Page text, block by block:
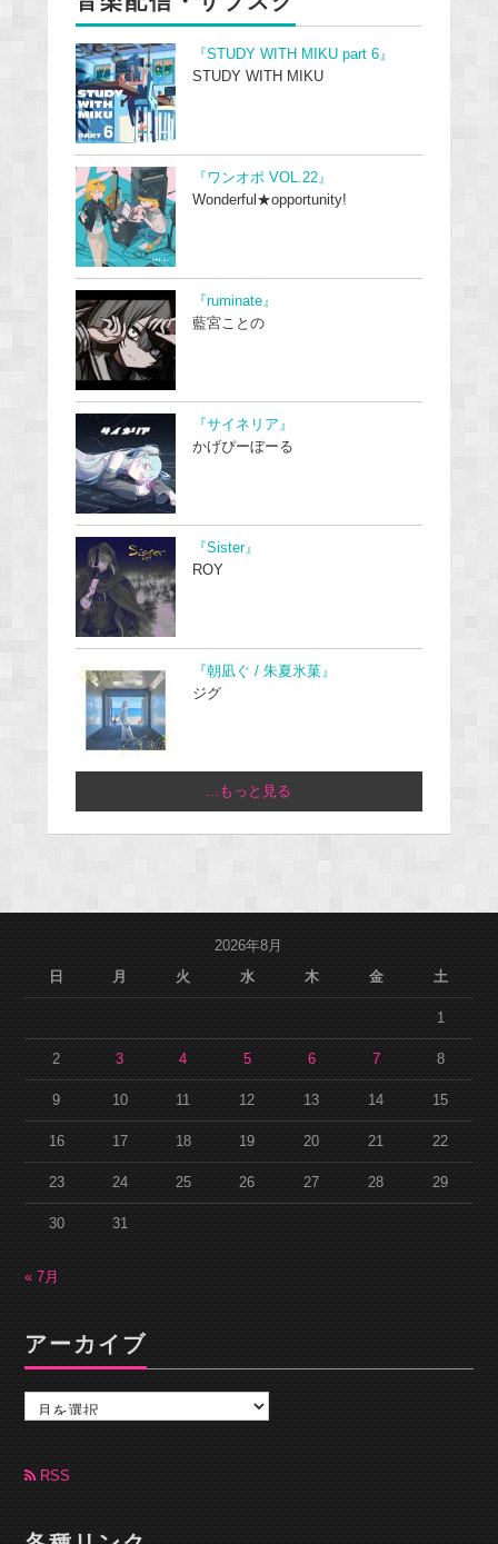
『STUDY WITH MIKU part 6』
STUDY WITH MIKU
『ワンオポ VOL.22』
Wonderful★opportunity!
『ruminate』
藍宮ことの
『サイネリア』
かげぴーぼーる
『Sister』
ROY
『朝凪ぐ / 朱夏氷菓』
ジグ
...もっと見る
2026年8月
日
月 火 水 木 金 土
1
2 3 4 5 6 7 8
9 10 11 12 13 14 15
16 17 18 19 20 21 22
23 24 25 26 27 28 29
30 31
« 7月
アーカイブ
カ
ブ RSS